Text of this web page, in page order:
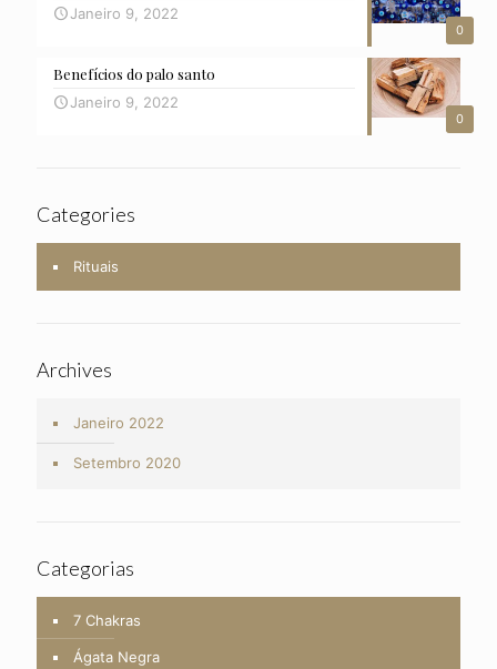
0
Janeiro 9, 2022
0
Benefícios do palo santo
Janeiro 9, 2022
Categories
Rituais
Archives
Janeiro 2022
Setembro 2020
Categorias
7 Chakras
Ágata Negra